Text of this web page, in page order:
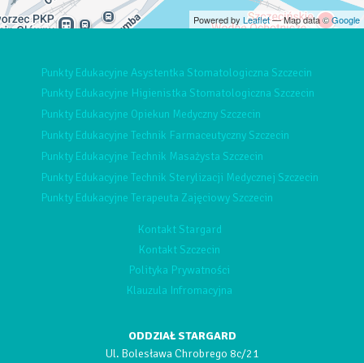
Powered by Leaflet— Map data ©Google
Punkty Edukacyjne Asystentka Stomatologiczna Szczecin
Punkty Edukacyjne Higienistka Stomatologiczna Szczecin
Punkty Edukacyjne Opiekun Medyczny Szczecin
Punkty Edukacyjne Technik Farmaceutyczny Szczecin
Punkty Edukacyjne Technik Masażysta Szczecin
Punkty Edukacyjne Technik Sterylizacji Medycznej Szczecin
Punkty Edukacyjne Terapeuta Zajęciowy Szczecin
Kontakt Stargard
Kontakt Szczecin
Polityka Prywatności
Klauzula Infromacyjna
ODDZIAŁ STARGARD
Ul. Bolesława Chrobrego 8c/21